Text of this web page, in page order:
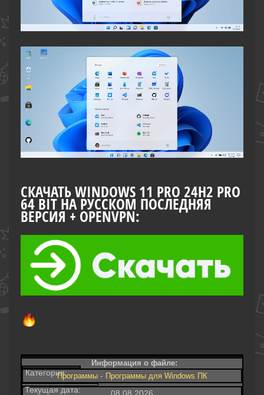
СКАЧАТЬ WINDOWS 11 PRO 24H2 PRO
64 BIT НА РУССКОМ ПОСЛЕДНЯЯ
ВЕРСИЯ + OPENVPN:
Информация о файле:
Категория:Программы- Программы для Windows ПК
Текущая дата: 08.08.2026